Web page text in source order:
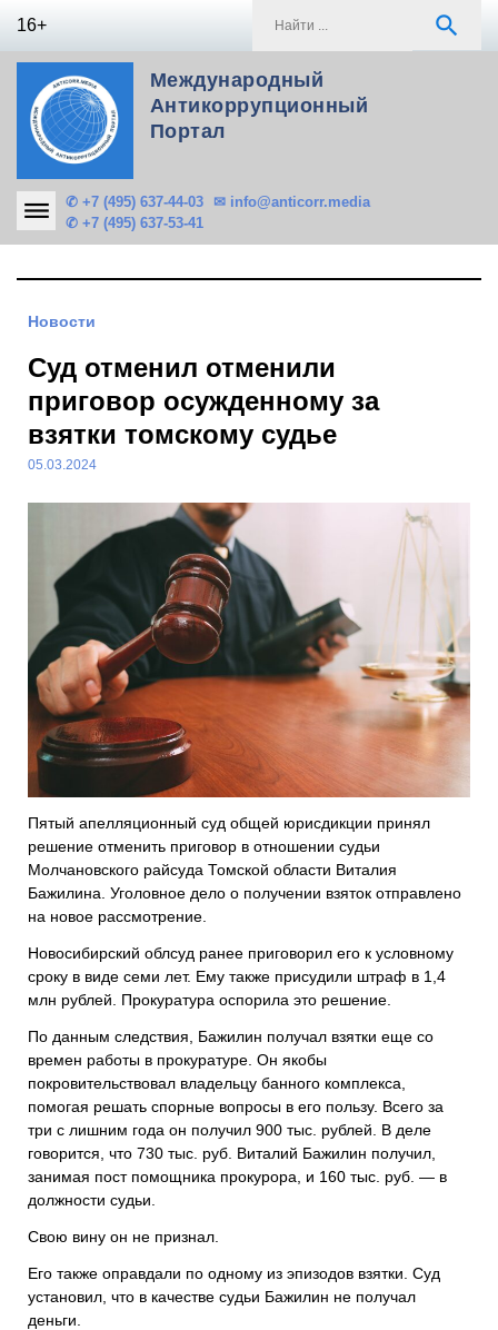
16+ search
Международный
Антикоррупционный
Портал
✆ +7 (495) 637-44-03
✆ +7 (495) 637-53-41
✉ info@anticorr.media
Новости
Суд отменил отменили
приговор осужденному за
взятки томскому судье
05.03.2024
Пятый апелляционный суд общей юрисдикции принял
решение отменить приговор в отношении судьи
Молчановского райсуда Томской области Виталия
Бажилина. Уголовное дело о получении взяток отправлено
на новое рассмотрение.
Новосибирский облсуд ранее приговорил его к условному
сроку в виде семи лет. Ему также присудили штраф в 1,4
млн рублей. Прокуратура оспорила это решение.
По данным следствия, Бажилин получал взятки еще со
времен работы в прокуратуре. Он якобы
покровительствовал владельцу банного комплекса,
помогая решать спорные вопросы в его пользу. Всего за
три с лишним года он получил 900 тыс. рублей. В деле
говорится, что 730 тыс. руб. Виталий Бажилин получил,
занимая пост помощника прокурора, и 160 тыс. руб. — в
должности судьи.
Свою вину он не признал.
Его также оправдали по одному из эпизодов взятки. Суд
установил, что в качестве судьи Бажилин не получал
деньги.